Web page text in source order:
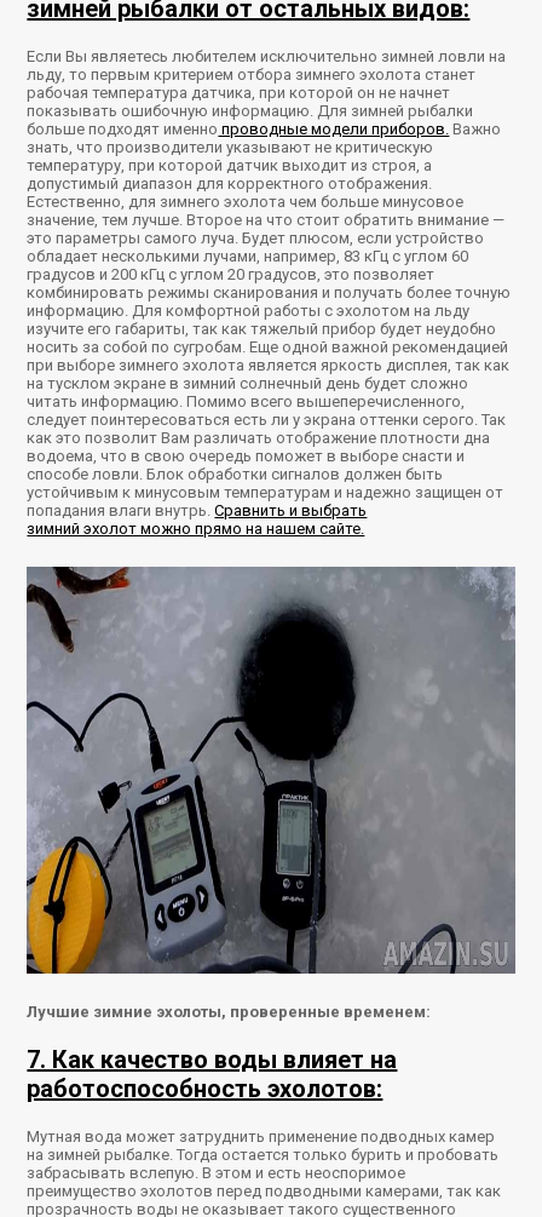
зимней рыбалки от остальных видов:
Если Вы являетесь любителем исключительно зимней ловли на
льду, то первым критерием отбора зимнего эхолота станет
рабочая температура датчика, при которой он не начнет
показывать ошибочную информацию. Для зимней рыбалки
больше подходят именно проводные модели приборов. Важно
знать, что производители указывают не критическую
температуру, при которой датчик выходит из строя, а
допустимый диапазон для корректного отображения.
Естественно, для зимнего эхолота чем больше минусовое
значение, тем лучше. Второе на что стоит обратить внимание —
это параметры самого луча. Будет плюсом, если устройство
обладает несколькими лучами, например, 83 кГц с углом 60
градусов и 200 кГц с углом 20 градусов, это позволяет
комбинировать режимы сканирования и получать более точную
информацию. Для комфортной работы с эхолотом на льду
изучите его габариты, так как тяжелый прибор будет неудобно
носить за собой по сугробам. Еще одной важной рекомендацией
при выборе зимнего эхолота является яркость дисплея, так как
на тусклом экране в зимний солнечный день будет сложно
читать информацию. Помимо всего вышеперечисленного,
следует поинтересоваться есть ли у экрана оттенки серого. Так
как это позволит Вам различать отображение плотности дна
водоема, что в свою очередь поможет в выборе снасти и
способе ловли. Блок обработки сигналов должен быть
устойчивым к минусовым температурам и надежно защищен от
попадания влаги внутрь.Сравнить и выбрать
зимний эхолот можно прямо на нашем сайте.
Лучшие зимние эхолоты, проверенные временем:
7. Как качество воды влияет на
работоспособность эхолотов:
Мутная вода может затруднить применение подводных камер
на зимней рыбалке. Тогда остается только бурить и пробовать
забрасывать вслепую. В этом и есть неоспоримое
преимущество эхолотов перед подводными камерами, так как
прозрачность воды не оказывает такого существенного